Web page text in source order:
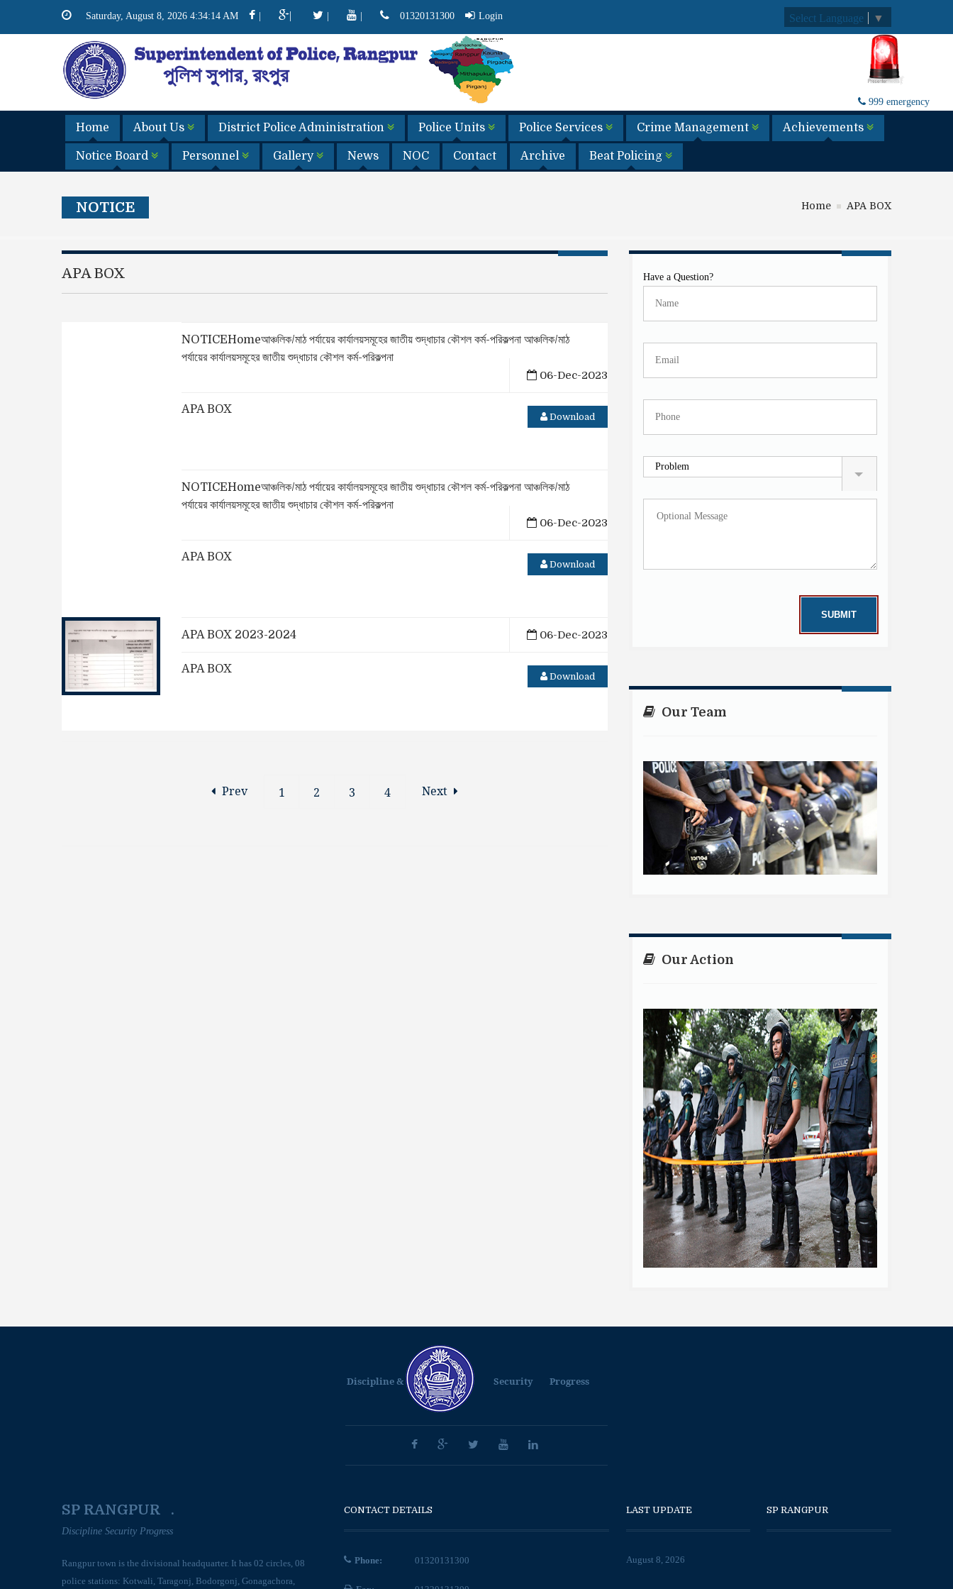
Saturday, August 8, 2026 4:34:15 AM | 01320131300 Login Select Language ▼
999 emergency
Home About Us District Police Administration Police Units Police Services Crime Management Achievements
Notice Board Personnel Gallery News NOC Contact Archive Beat Policing
NOTICE Home APA BOX
APA BOX
NOTICEHomeআঞ্চলিক/মাঠ পর্যায়ের কার্যালয়সমূহের জাতীয় শুদ্ধাচার কৌশল কর্ম-পরিকল্পনা আঞ্চলিক/মাঠ
পর্যায়ের কার্যালয়সমূহের জাতীয় শুদ্ধাচার কৌশল কর্ম-পরিকল্পনা
06-Dec-2023
APA BOX
Download
NOTICEHomeআঞ্চলিক/মাঠ পর্যায়ের কার্যালয়সমূহের জাতীয় শুদ্ধাচার কৌশল কর্ম-পরিকল্পনা আঞ্চলিক/মাঠ
পর্যায়ের কার্যালয়সমূহের জাতীয় শুদ্ধাচার কৌশল কর্ম-পরিকল্পনা
06-Dec-2023
APA BOX
Download
APA BOX 2023-2024 06-Dec-2023
APA BOX
Download
Prev 1 2 3 4 Next
Have a Question?
Our Team
Our Action
Discipline & Security Progress
SP RANGPUR .
Discipline Security Progress
Rangpur town is the divisional headquarter. It has 02 circles, 08
police stations: Kotwali, Taragonj, Bodorgonj, Gonagachora,
CONTACT DETAILS
Phone: 01320131300
LAST UPDATE
August 8, 2026
SP RANGPUR